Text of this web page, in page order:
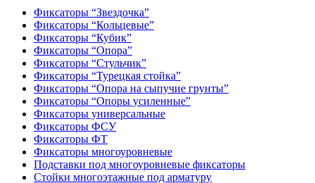
Фиксаторы “Звездочка”
Фиксаторы “Кольцевые”
Фиксаторы “Кубик”
Фиксаторы “Опора”
Фиксаторы “Стульчик”
Фиксаторы “Турецкая стойка”
Фиксаторы “Опора на сыпучие грунты”
Фиксаторы “Опоры усиленные”
Фиксаторы универсальные
Фиксаторы ФСУ
Фиксаторы ФТ
Фиксаторы многоуровневые
Подставки под многоуровневые фиксаторы
Стойки многоэтажные под арматуру